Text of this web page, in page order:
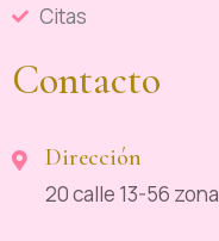
Citas
Contacto
Dirección
20 calle 13-56